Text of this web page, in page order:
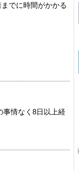
でに時間がかかる
事情なく8日以上経